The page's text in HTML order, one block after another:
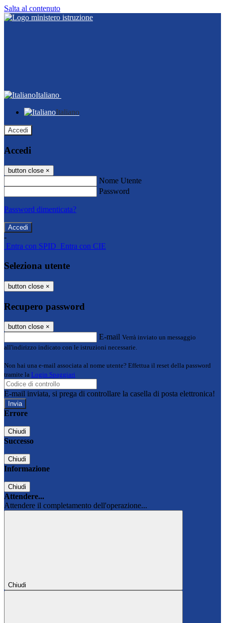
Salta al contenuto
Italiano
Italiano
Accedi
Accedi
button close ×
Nome Utente
Password
Password dimenticata?
-
Entra con SPID Entra con CIE
Seleziona utente
button close ×
Recupero password
button close ×
E-mail Verrà inviato un messaggio
all'indirizzo indicato con le istruzioni necessarie.
Non hai una e-mail associata al nome utente? Effettua il reset della password
tramite la Login Spaggiari
E-mail inviata, si prega di controllare la casella di posta elettronica!
Errore
Chiudi
Successo
Chiudi
Informazione
Chiudi
Attendere...
Attendere il completamento dell'operazione...
Chiudi